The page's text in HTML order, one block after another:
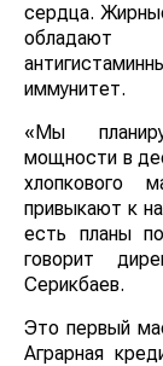
сердца.
обладают
иммунитет.
«Мы
мощности в
хлопкового
привыкают к
есть планы
говорит
Серикбаев.
Это первый
Аграрная